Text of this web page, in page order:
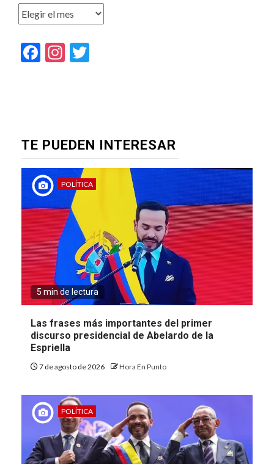
Archivos
Facebook
Instagram
TE PUEDEN INTERESAR
POLÍTICA
5 min de lectura
Las frases más importantes del primer
discurso presidencial de Abelardo de la
Espriella
7 de agosto de 2026 Hora En Punto
POLÍTICA